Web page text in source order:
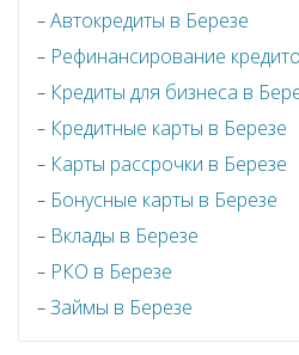
Автокредиты в Березе
Рефинансирование
Кредиты для бизнеса в
Кредитные карты в Березе
Карты рассрочки в Березе
Бонусные карты в Березе
Вклады в Березе
РКО в Березе
Займы в Березе